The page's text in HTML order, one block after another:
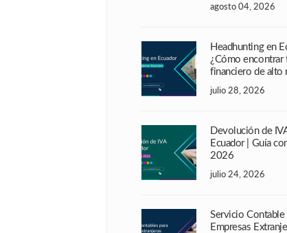
agosto 04, 2026
Headhunting en
¿Cómo encontrar
financiero de alto
julio 28, 2026
Devolución de
Ecuador | Guía
2026
julio 24, 2026
Servicio Contable
Empresas